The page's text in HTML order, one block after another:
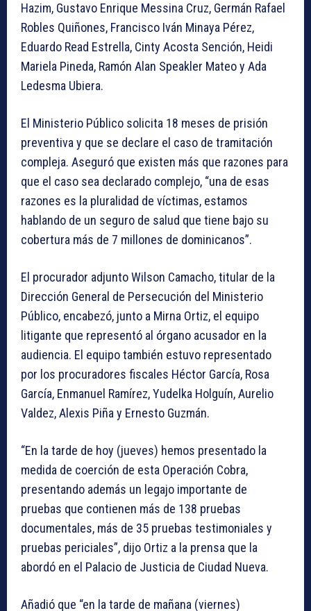
Hazim, Gustavo Enrique Messina Cruz, Germán Rafael
Robles Quiñones, Francisco Iván Minaya Pérez,
Eduardo Read Estrella, Cinty Acosta Sención, Heidi
Mariela Pineda, Ramón Alan Speakler Mateo y Ada
Ledesma Ubiera.
El Ministerio Público solicita 18 meses de prisión
preventiva y que se declare el caso de tramitación
compleja. Aseguró que existen más que razones para
que el caso sea declarado complejo, “una de esas
razones es la pluralidad de víctimas, estamos
hablando de un seguro de salud que tiene bajo su
cobertura más de 7 millones de dominicanos”.
El procurador adjunto Wilson Camacho, titular de la
Dirección General de Persecución del Ministerio
Público, encabezó, junto a Mirna Ortiz, el equipo
litigante que representó al órgano acusador en la
audiencia. El equipo también estuvo representado
por los procuradores fiscales Héctor García, Rosa
García, Enmanuel Ramírez, Yudelka Holguín, Aurelio
Valdez, Alexis Piña y Ernesto Guzmán.
“En la tarde de hoy (jueves) hemos presentado la
medida de coerción de esta Operación Cobra,
presentando además un legajo importante de
pruebas que contienen más de 138 pruebas
documentales, más de 35 pruebas testimoniales y
pruebas periciales”, dijo Ortiz a la prensa que la
abordó en el Palacio de Justicia de Ciudad Nueva.
Añadió que “en la tarde de mañana (viernes)